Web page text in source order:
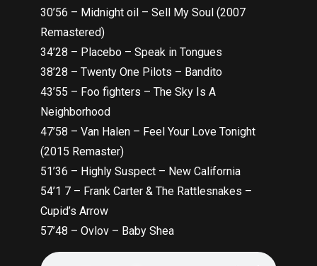
30’56 – Midnight oil – Sell My Soul (2007
Remastered)
34’28 – Placebo – Speak in Tongues
38’28 – Twenty One Pilots – Bandito
43’55 – Foo fighters – The Sky Is A
Neighborhood
47’58 – Van Halen – Feel Your Love Tonight
(2015 Remaster)
51’36 – Highly Suspect – New California
54’1 7 – Frank Carter & The Rattlesnakes –
Cupid’s Arrow
57’48 – Ovlov – Baby Shea